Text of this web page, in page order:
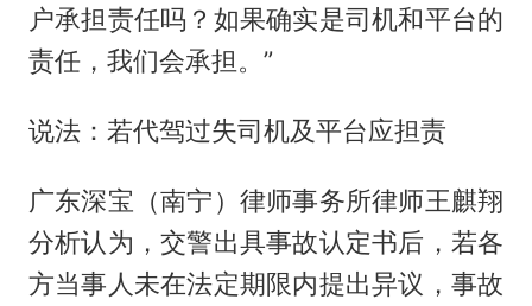
户承担责任吗？如果确实是司机和平台的
责任，我们会承担。”
说法：若代驾过失司机及平台应担责
广东深宝（南宁）律师事务所律师王麒翔
分析认为，交警出具事故认定书后，若各
方当事人未在法定期限内提出异议，事故